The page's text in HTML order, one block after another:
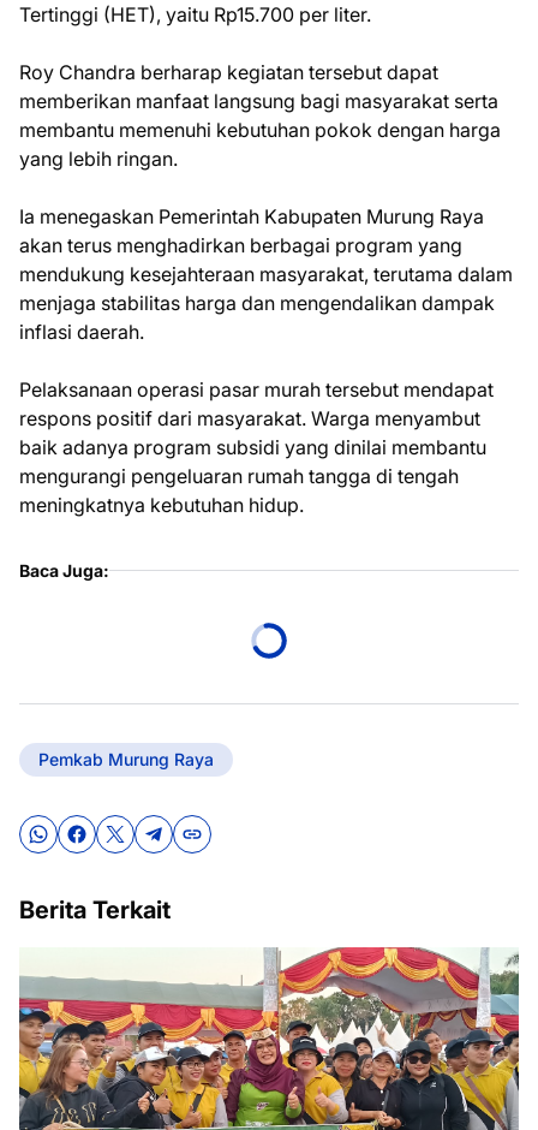
Tertinggi (HET), yaitu Rp15.700 per liter.
Roy Chandra berharap kegiatan tersebut dapat
memberikan manfaat langsung bagi masyarakat serta
membantu memenuhi kebutuhan pokok dengan harga
yang lebih ringan.
Ia menegaskan Pemerintah Kabupaten Murung Raya
akan terus menghadirkan berbagai program yang
mendukung kesejahteraan masyarakat, terutama dalam
menjaga stabilitas harga dan mengendalikan dampak
inflasi daerah.
Pelaksanaan operasi pasar murah tersebut mendapat
respons positif dari masyarakat. Warga menyambut
baik adanya program subsidi yang dinilai membantu
mengurangi pengeluaran rumah tangga di tengah
meningkatnya kebutuhan hidup.
Baca Juga:
Pemkab Murung Raya
Berita Terkait